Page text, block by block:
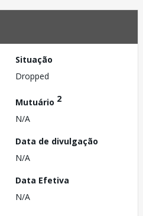
Situação
Dropped
Mutuário 2
N/A
Data de divulgação
N/A
Data Efetiva
N/A